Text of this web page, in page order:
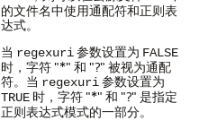
的文件名中使用通配符和正则表
达式。
当 regexuri参数设置为 FALSE
时，字符 "*" 和 "?" 被视为通配
符。当 regexuri参数设置为
TRUE 时，字符 "*" 和 "?" 是指定
正则表达式模式的一部分。